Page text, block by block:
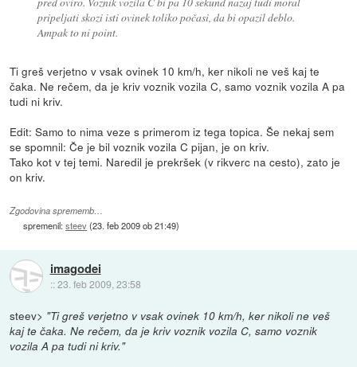
pripeljati skozi isti ovinek toliko počasi, da bi opazil deblo.
Ampak to ni point.
Ti greš verjetno v vsak ovinek 10 km/h, ker nikoli ne veš kaj te
čaka. Ne rečem, da je kriv voznik vozila C, samo voznik vozila A pa
tudi ni kriv.
Edit: Samo to nima veze s primerom iz tega topica. Še nekaj sem
se spomnil: Če je bil voznik vozila C pijan, je on kriv.
Tako kot v tej temi. Naredil je prekršek (v rikverc na cesto), zato je
on kriv.
Zgodovina sprememb…
spremenil:steev(23. feb 2009 ob 21:49)
imagodei
::23. feb 2009, 23:58
steev> "Ti greš verjetno v vsak ovinek 10 km/h, ker nikoli ne veš
kaj te čaka. Ne rečem, da je kriv voznik vozila C, samo voznik
vozila A pa tudi ni kriv."